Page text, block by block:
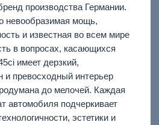
производства Германии.
невообразимая мощь,
и известная во всем мире
в вопросах, касающихся
имеет дерзкий,
и превосходный интерьер
до мелочей. Каждая
автомобиля подчеркивает
эстетики и